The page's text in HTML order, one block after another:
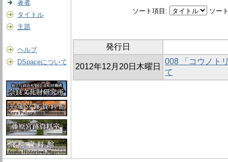
著者
タイトル
主題
ヘルプ
DSpaceについて
ソート項目: ソー
発行日
2012年12月20日木曜日
008 「コウノト
て